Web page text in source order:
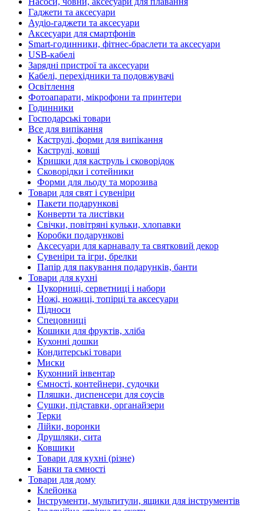
Гаджети та аксесуари
Аудіо-гаджети та аксесуари
Аксесуари для смартфонів
Smart-годинники, фітнес-браслети та аксесуари
USB-кабелі
Зарядні пристрої та аксесуари
Кабелі, перехідники та подовжувачі
Освітлення
Фотоапарати, мікрофони та принтери
Годинники
Господарські товари
Все для випікання
Каструлі, форми для випікання
Каструлі, ковші
Кришки для каструль і сковорідок
Сковорідки і сотейники
Форми для льоду та морозива
Товари для свят і сувеніри
Пакети подарункові
Конверти та листівки
Свічки, повітряні кульки, хлопавки
Коробки подарункові
Аксесуари для карнавалу та святковий декор
Сувеніри та ігри, брелки
Папір для пакування подарунків, банти
Товари для кухні
Цукорниці, серветниці і набори
Ножі, ножиці, топірці та аксесуари
Підноси
Спецовниці
Кошики для фруктів, хліба
Кухонні дошки
Кондитерські товари
Миски
Кухонний інвентар
Ємності, контейнери, судочки
Пляшки, диспенсери для соусів
Сушки, підставки, органайзери
Терки
Лійки, воронки
Друшляки, сита
Ковшики
Товари для кухні (різне)
Банки та ємності
Товари для дому
Клейонка
Інструменти, мультитули, ящики для інструментів